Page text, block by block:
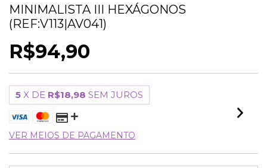
MINIMALISTA III HEXÁGONOS
(REF:V113|AV041)
R$94,90
5 X DE R$18,98 SEM JUROS
VER MEIOS DE PAGAMENTO